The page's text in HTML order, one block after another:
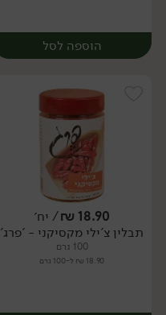
הוספה לסל
יח׳
18.90
₪/ יח׳
תבלין צ'ילי מקסיקני - 'פרג'
100 גרם
18.90 ₪ ל-100 גרם